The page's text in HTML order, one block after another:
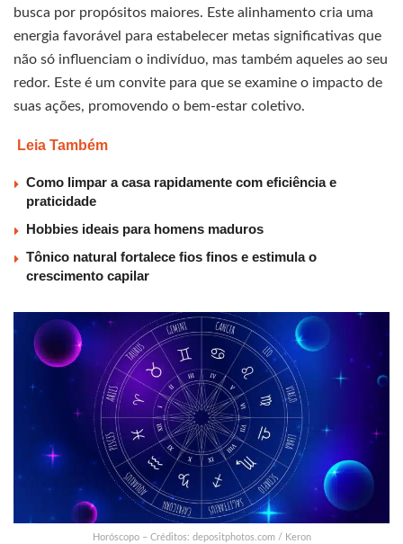
busca por propósitos maiores. Este alinhamento cria uma
energia favorável para estabelecer metas significativas que
não só influenciam o indivíduo, mas também aqueles ao seu
redor. Este é um convite para que se examine o impacto de
suas ações, promovendo o bem-estar coletivo.
Leia Também
Como limpar a casa rapidamente com eficiência e
praticidade
Hobbies ideais para homens maduros
Tônico natural fortalece fios finos e estimula o
crescimento capilar
Horóscopo – Créditos: depositphotos.com / Keron